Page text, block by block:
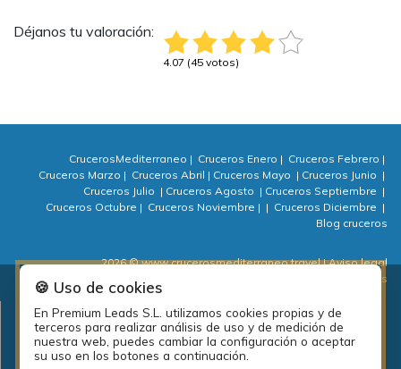
Déjanos tu valoración:
4.07 (45 votos)
CrucerosMediterraneo | Cruceros Enero | Cruceros Febrero |
Cruceros Marzo | Cruceros Abril | Cruceros Mayo | Cruceros Junio |
Cruceros Julio | Cruceros Agosto | Cruceros Septiembre |
Cruceros Octubre | Cruceros Noviembre | | Cruceros Diciembre |
Blog cruceros
2026 © www.crucerosmediterraneo.travel | Aviso legal
| Política de privacidad
| ⚙ Cookies
Plan de empleo local de la diputación de A Coruña: PEL Emprende
actividades 2018.
🍪 Uso de cookies
En Premium Leads S.L. utilizamos cookies propias y de
terceros para realizar análisis de uso y de medición de
nuestra web, puedes cambiar la configuración o aceptar
su uso en los botones a continuación.